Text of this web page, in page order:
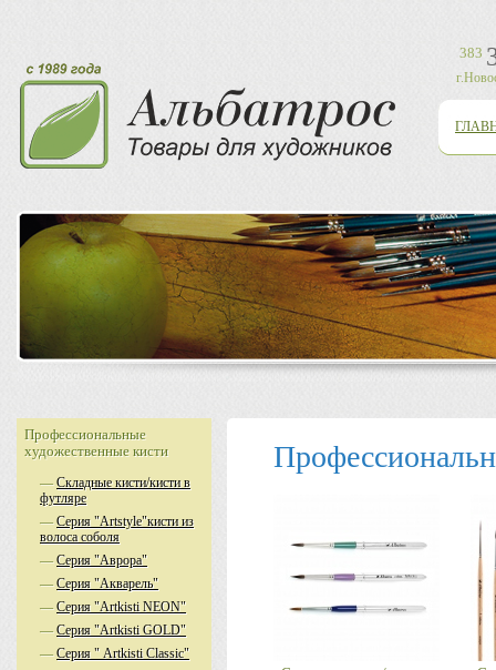
383
Профессиональные
художественные кисти
—Складные кисти/кисти в
футляре
—Серия "Artstyle"кисти из
волоса соболя
—Серия "Аврора"
—Серия "Акварель"
—Серия "Аrtkisti NEON"
—Серия "Аrtkisti GOLD"
—Серия " Artkisti Classic"